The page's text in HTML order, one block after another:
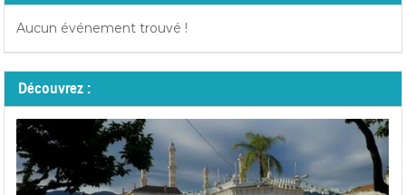
Aucun événement trouvé !
Découvrez :